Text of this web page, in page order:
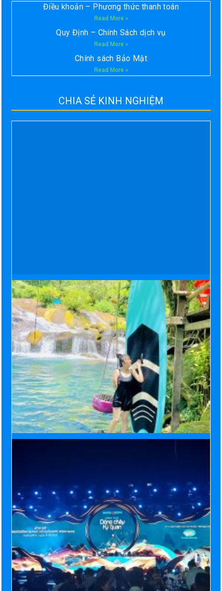
Điều khoản – Phương thức thanh toán
Read More »
Quy Định – Chính Sách dịch vụ
Read More »
Chính sách Bảo Mật
Read More »
CHIA SẺ KINH NGHIỆM